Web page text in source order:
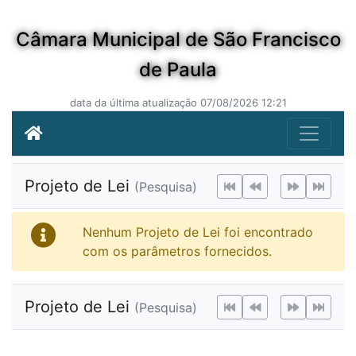
Câmara Municipal de São Francisco
de Paula
data da última atualização 07/08/2026 12:21
Projeto de Lei (Pesquisa)
Nenhum Projeto de Lei foi encontrado
com os parâmetros fornecidos.
Projeto de Lei (Pesquisa)